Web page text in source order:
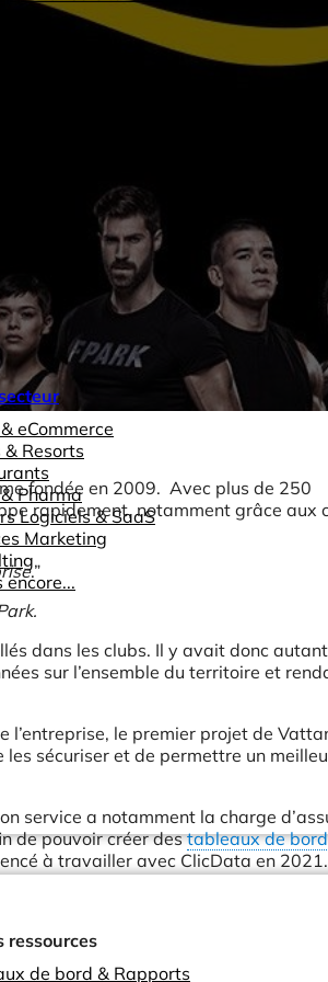
eCommerce
& Resorts
Pharma
Logiciels & SaaS
Marketing
encore...
ressources
de bord & Rapports
fondée en 2009. Avec plus de 250
rapidement, notamment grâce aux
.”
dans les clubs. Il y avait donc
sur l’ensemble du territoire et
l’entreprise, le premier projet de
sécuriser et de permettre un
service a notamment la charge
de pouvoir créer destableaux de
à travailler avec ClicData en 2021.